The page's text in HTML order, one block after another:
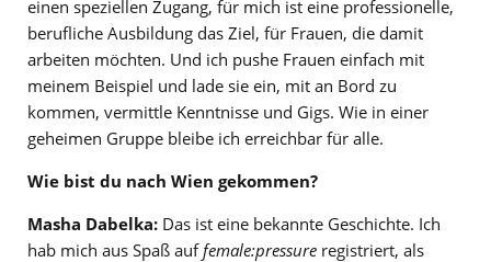
einen speziellen Zugang, für mich ist eine professionelle,
berufliche Ausbildung das Ziel, für Frauen, die damit
arbeiten möchten. Und ich pushe Frauen einfach mit
meinem Beispiel und lade sie ein, mit an Bord zu
kommen, vermittle Kenntnisse und Gigs. Wie in einer
geheimen Gruppe bleibe ich erreichbar für alle.
Wie bist du nach Wien gekommen?
Masha Dabelka: Das ist eine bekannte Geschichte. Ich
hab mich aus Spaß auffemale:pressure registriert, als